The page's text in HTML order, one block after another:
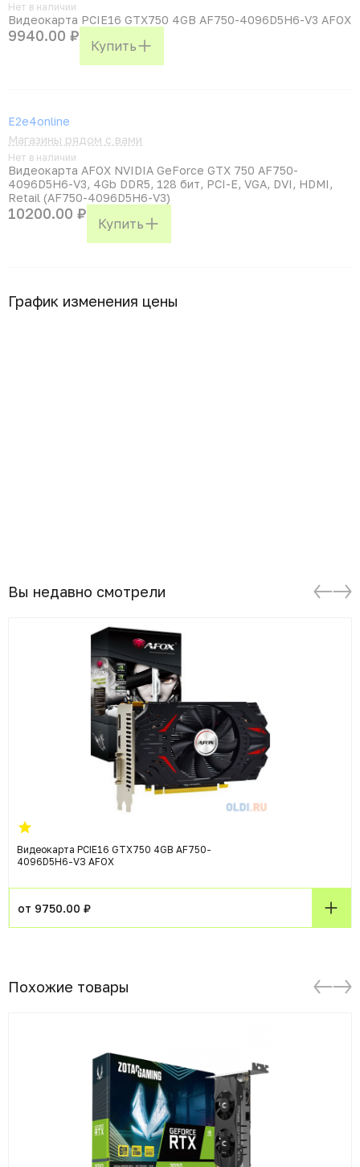
Нет в наличии
Видеокарта PCIE16 GTX750 4GB AF750-4096D5H6-V3 AFOX
9940.00 ₽
Купить
E2e4online
Магазины рядом с вами
Нет в наличии
Видеокарта AFOX NVIDIA GeForce GTX 750 AF750-
4096D5H6-V3, 4Gb DDR5, 128 бит, PCI-E, VGA, DVI, HDMI,
Retail (AF750-4096D5H6-V3)
10200.00 ₽
Купить
График изменения цены
Вы недавно смотрели
Видеокарта PCIE16 GTX750 4GB AF750-
4096D5H6-V3 AFOX
от 9750.00 ₽
Похожие товары